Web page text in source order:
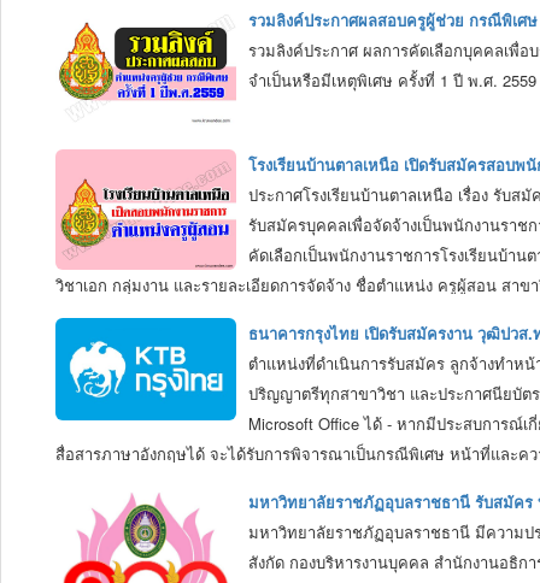
เดียวกัน ในสาขาวิชาใดวิชาหนึ่ง ทางศึกษาศาสตร์ ทางการศึกษา หรื
ว่าด้วยพนักงานราชการ พ.ศ.2547 การรับสมัคร ผู้ประสงค์จะสมัครเข้ารั
รวมลิงค์ประกาศผลสอบครูผู้ช่วย กรณีพิเศ
รวมลิงค์ประกาศ ผลการคัดเลือกบุคคลเพื่
จำเป็นหรือมีเหตุพิเศษ ครั้งที่ 1 ปี พ.ศ.
โรงเรียนบ้านตาลเหนือ เปิดรับสมัครสอบพ
ประกาศโรงเรียนบ้านตาลเหนือ เรื่อง รับ
รับสมัครบุคคลเพื่อจัดจ้างเป็นพนักงานราช
คัดเลือกเป็นพนักงานราชการโรงเรียนบ้า
วิชาเอก กลุ่มงาน และรายละเอียดการจัดจ้าง ชื่อตำแหน่ง ครูผู้สอน ส
งานที่ปฏิบัติเกี่ยวกับการทำหน้าที่หลักด้านการจัดการเรียนการสอนและก
เรียนรู้โดยเน้นความสำคัญทั้งความรู้ คุณธรรม จริยธรรม ค่านิยมดีงา
ประโยชน์ ตามระเบียบสำนักนายกรัฐมนตรีว่าด้วยพนักงานราชการ พ.ศ
ธนาคารกรุงไทย เปิดรับสมัครงาน วุฒิปว
ตำแหน่งที่ดำเนินการรับสมัคร ลูกจ้างทำ
ปริญญาตรีทุกสาขาวิชา และประกาศนียบัต
Microsoft Office ได้ - หากมีประสบการณ์เ
สื่อสารภาษาอังกฤษได้ จะได้รับการพิจารณาเป็นกรณีพิเศษ หน้าที่และ
ที่กำหนดและให้บรรลุเป้าหมาย (KPI) ที่ถูกกำหนด - เก็บข้อมูลลูกค้ามุ่
ประทับใจในการบริการทางโทรศัพท์ หมายเหตุ : สัญญาจ้างรายปี (ทำสั
มหาวิทยาลัยราชภัฏอุบลราชธานี รับสมัคร
มหาวิทยาลัยราชภัฏอุบลราชธานี มีความป
สังกัด กองบริหารงานบุคคล สำนักงานอธิก